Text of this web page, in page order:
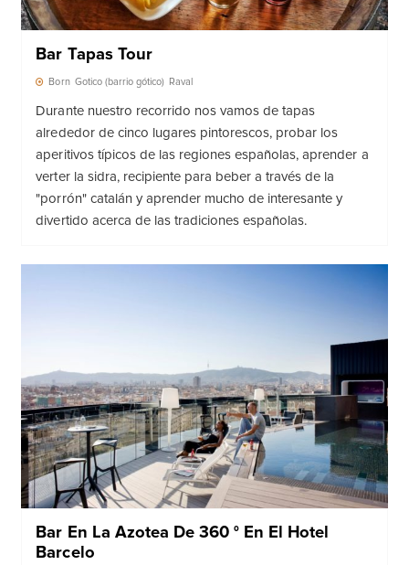
Bar Tapas Tour
Born Gotico (barrio gótico) Raval
Durante nuestro recorrido nos vamos de tapas
alrededor de cinco lugares pintorescos, probar los
aperitivos típicos de las regiones españolas, aprender a
verter la sidra, recipiente para beber a través de la
"porrón" catalán y aprender mucho de interesante y
divertido acerca de las tradiciones españolas.
Bar En La Azotea De 360 ​​° En El Hotel
Barcelo